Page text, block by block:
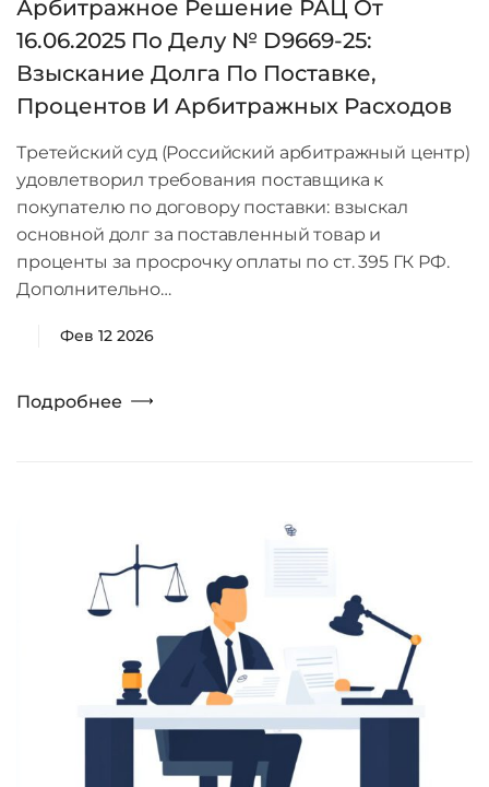
Арбитражное Решение РАЦ От
16.06.2025 По Делу № D9669-25:
Взыскание Долга По Поставке,
Процентов И Арбитражных Расходов
Третейский суд (Российский арбитражный центр)
удовлетворил требования поставщика к
покупателю по договору поставки: взыскал
основной долг за поставленный товар и
проценты за просрочку оплаты по ст. 395 ГК РФ.
Дополнительно…
Фев 12 2026
Подробнее